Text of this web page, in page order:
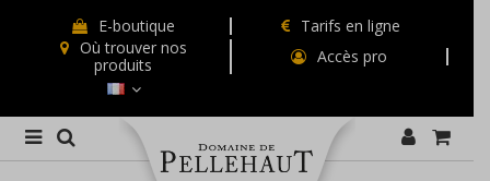
E-boutique
Tarifs en ligne
Où trouver nos
produits
Accès pro